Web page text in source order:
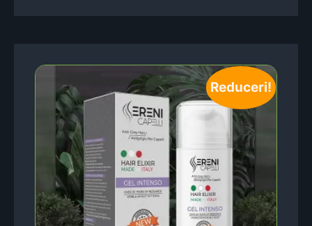
Reduceri!